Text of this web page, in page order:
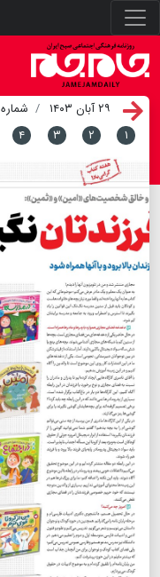
۲۹ آبان ۱۴۰۳ شماره ۶۹۱۱
۱
۲ ۳ ۴